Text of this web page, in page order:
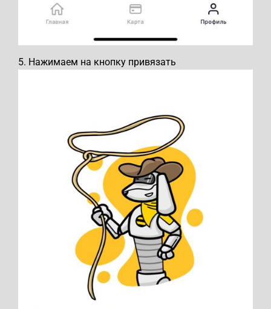
5. Нажимаем на кнопку привязать